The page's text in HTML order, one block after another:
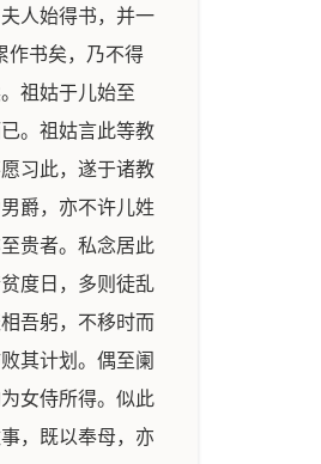
人始得书，并一
作书矣，乃不得
祖姑于儿始至
。祖姑言此等教
习此，遂于诸教
爵，亦不许儿姓
贵者。私念居此
度日，多则徒乱
吾躬，不移时而
其计划。偶至阑
女侍所得。似此
，既以奉母，亦